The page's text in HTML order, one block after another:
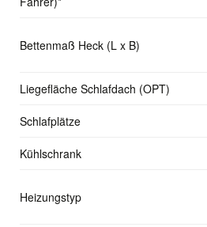
Bettenmaß Heck (L x B)
Liegefläche Schlafdach (OPT)
Schlafplätze
Kühlschrank
Heizungstyp